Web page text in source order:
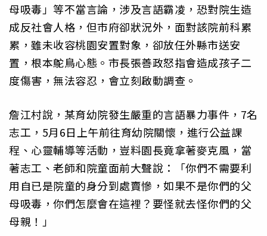
母吸毒」等不當言論，涉及言語霸凌，恐對院生造
成反社會人格，但市府卻狀況外，面對該院前科累
累，雖未收容桃園安置對象，卻放任外縣市送安
置，根本鴕鳥心態。市長張善政怒指會造成孩子二
度傷害，無法容忍，會立刻啟動調查。
詹江村說，某育幼院發生嚴重的言語暴力事件，7名
志工，5月6日上午前往育幼院關懷，進行公益課
程、心靈輔導等活動，豈料園長竟拿著麥克風，當
著志工、老師和院童面前大聲說：「你們不需要利
用自已是院童的身分到處賣慘，如果不是你們的父
母吸毒，你們怎麼會在這裡？要怪就去怪你們的父
母親！」